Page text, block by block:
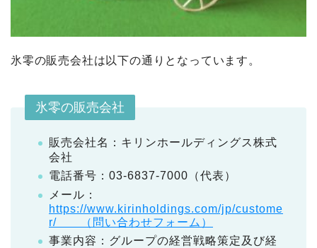
氷零の販売会社は以下の通りとなっています。
氷零の販売会社
販売会社名：キリンホールディングス株式
会社
電話番号：03-6837-7000（代表）
メール：
https://www.kirinholdings.com/jp/custome
r/ （問い合わせフォーム）
事業内容：グループの経営戦略策定及び経